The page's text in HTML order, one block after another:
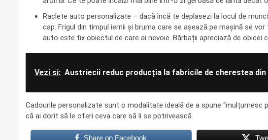
Raclete auto personalizate – dacă încă te deplasezi la locul de
cap. Frigul din timpul iernii și bruma care se așează pe mașină se
auto este fix obiectul de care ai nevoie. Bărbații apreciază de obicei
Vezi si: Austriecii reduc producția la fabricile de cherestea din
Cadourile personalizate sunt o modalitate ideală de a spune
că ai dorit să le oferi ceva care să li se potrivească.
Share on Facebook